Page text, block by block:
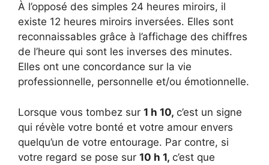
À l’opposé des simples 24 heures miroirs, il
existe 12 heures miroirs inversées. Elles sont
reconnaissables grâce à l’affichage des chiffres
de l’heure qui sont les inverses des minutes.
Elles ont une concordance sur la vie
professionnelle, personnelle et/ou émotionnelle.
Lorsque vous tombez sur 1 h 10, c’est un signe
qui révèle votre bonté et votre amour envers
quelqu’un de votre entourage. Par contre, si
votre regard se pose sur 10 h 1, c’est que